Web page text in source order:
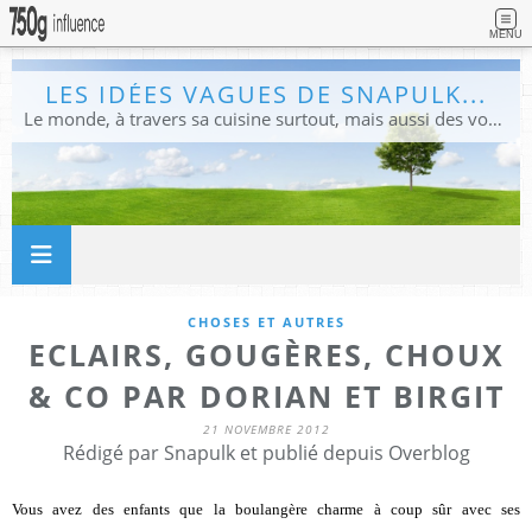
MENU
LES IDÉES VAGUES DE SNAPULK...
Le monde, à travers sa cuisine surtout, mais aussi des voyages, et des idées.
CHOSES ET AUTRES
ECLAIRS, GOUGÈRES, CHOUX
& CO PAR DORIAN ET BIRGIT
21 NOVEMBRE 2012
Rédigé par Snapulk et publié depuis Overblog
Vous avez des enfants que la boulangère charme à coup sûr avec ses